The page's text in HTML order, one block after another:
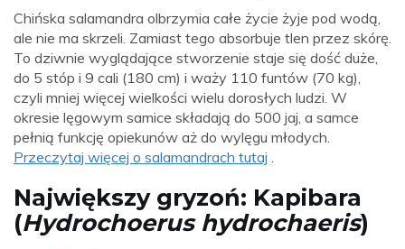
Chińska salamandra olbrzymia całe życie żyje pod wodą,
ale nie ma skrzeli. Zamiast tego absorbuje tlen przez skórę.
To dziwnie wyglądające stworzenie staje się dość duże,
do 5 stóp i 9 cali (180 cm) i waży 110 funtów (70 kg),
czyli mniej więcej wielkości wielu dorosłych ludzi. W
okresie lęgowym samice składają do 500 jaj, a samce
pełnią funkcję opiekunów aż do wylęgu młodych.
Przeczytaj więcej o salamandrach tutaj .
Największy gryzoń: Kapibara
(Hydrochoerus hydrochaeris)